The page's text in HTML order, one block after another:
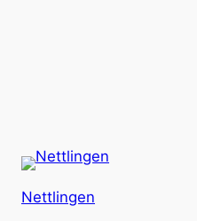
Nettlingen